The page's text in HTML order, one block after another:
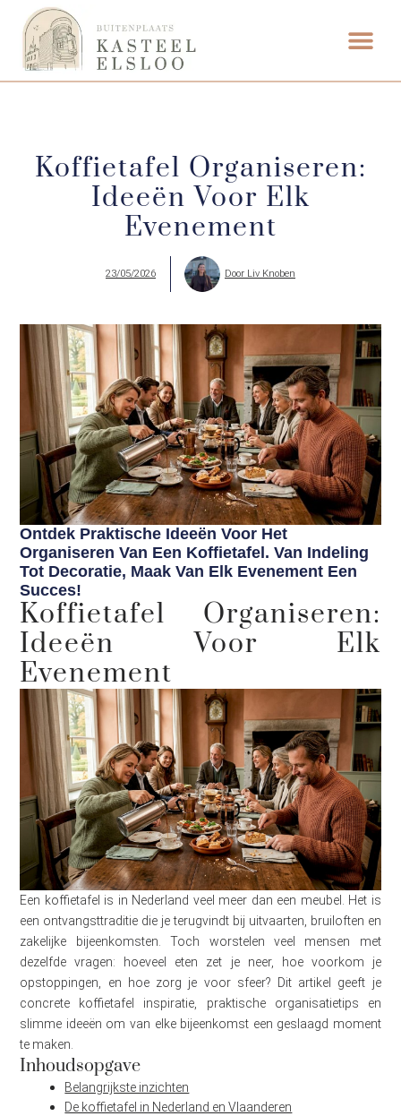
Koffietafel Organiseren:
Ideeën Voor Elk
Evenement
23/05/2026 Door Liv Knoben
Ontdek Praktische Ideeën Voor Het
Organiseren Van Een Koffietafel. Van Indeling
Tot Decoratie, Maak Van Elk Evenement Een
Succes!
Koffietafel Organiseren:
Ideeën Voor Elk
Evenement
Een koffietafel is in Nederland veel meer dan een meubel. Het is
een ontvangsttraditie die je terugvindt bij uitvaarten, bruiloften en
zakelijke bijeenkomsten. Toch worstelen veel mensen met
dezelfde vragen: hoeveel eten zet je neer, hoe voorkom je
opstoppingen, en hoe zorg je voor sfeer? Dit artikel geeft je
concrete koffietafel inspiratie, praktische organisatietips en
slimme ideeën om van elke bijeenkomst een geslaagd moment
te maken.
Inhoudsopgave
Belangrijkste inzichten
De koffietafel in Nederland en Vlaanderen